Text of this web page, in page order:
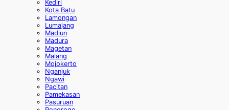
Kediri
Kota Batu
Lamongan
Lumajang
Madiun
Madura
Magetan
Malang
Mojokerto
Nganjuk
Ngawi
Pacitan
Pamekasan
Pasuruan